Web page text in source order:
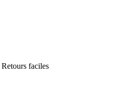
Retours faciles